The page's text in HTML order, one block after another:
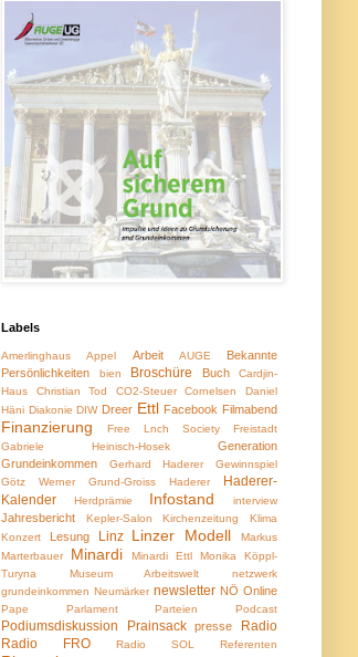
Labels
Amerlinghaus Appel Arbeit AUGE
Bekannte
Persönlichkeiten
bien Broschüre Buch
Cardjin-
Haus
Christian Tod CO2-Steuer Cornelsen
Daniel
Häni Diakonie DIW Dreer Ettl Facebook Filmabend
Finanzierung Free Lnch Society
Freistadt
Gabriele Heinisch-Hosek
Generation
Grundeinkommen
Gerhard Haderer
Gewinnspiel
Götz Werner
Grund-Groiss Haderer
Haderer-
Kalender
Herdprämie Infostand interview
Jahresbericht Kepler-Salon Kirchenzeitung
Klima
Konzert
Lesung Linz Linzer Modell
Markus
Marterbauer
Minardi Minardi Ettl
Monika Köppl-
Turyna
Museum Arbeitswelt
netzwerk
grundeinkommen Neumärker newsletter NÖ Online
Pape Parlament Parteien Podcast
Podiumsdiskussion Prainsack presse
Radio
Radio FRO
Radio SOL Referenten